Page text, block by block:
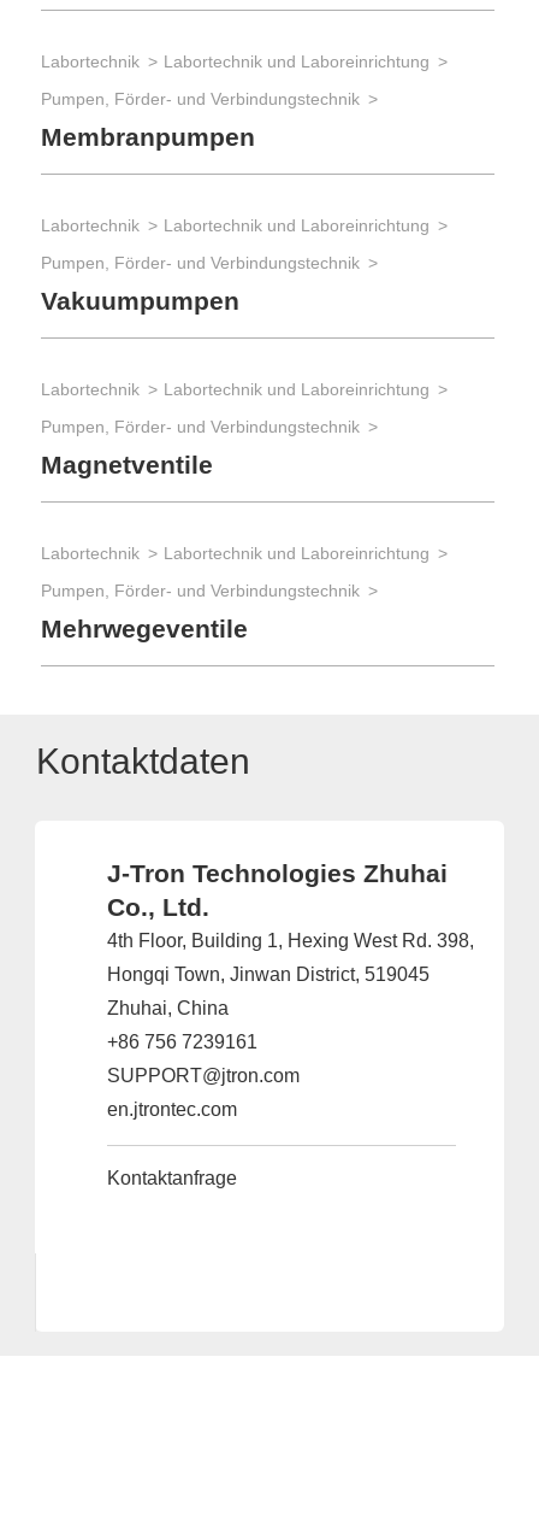
Labortechnik
Labortechnik und Laboreinrichtung
Pumpen, Förder- und Verbindungstechnik
Membranpumpen
Labortechnik
Labortechnik und Laboreinrichtung
Pumpen, Förder- und Verbindungstechnik
Vakuumpumpen
Labortechnik
Labortechnik und Laboreinrichtung
Pumpen, Förder- und Verbindungstechnik
Magnetventile
Labortechnik
Labortechnik und Laboreinrichtung
Pumpen, Förder- und Verbindungstechnik
Mehrwegeventile
Kontaktdaten
J-Tron Technologies Zhuhai
Co., Ltd.
4th Floor, Building 1, Hexing West Rd. 398,
Hongqi Town, Jinwan District, 519045
Zhuhai, China
+86 756 7239161
SUPPORT@jtron.com
en.jtrontec.com
Kontaktanfrage